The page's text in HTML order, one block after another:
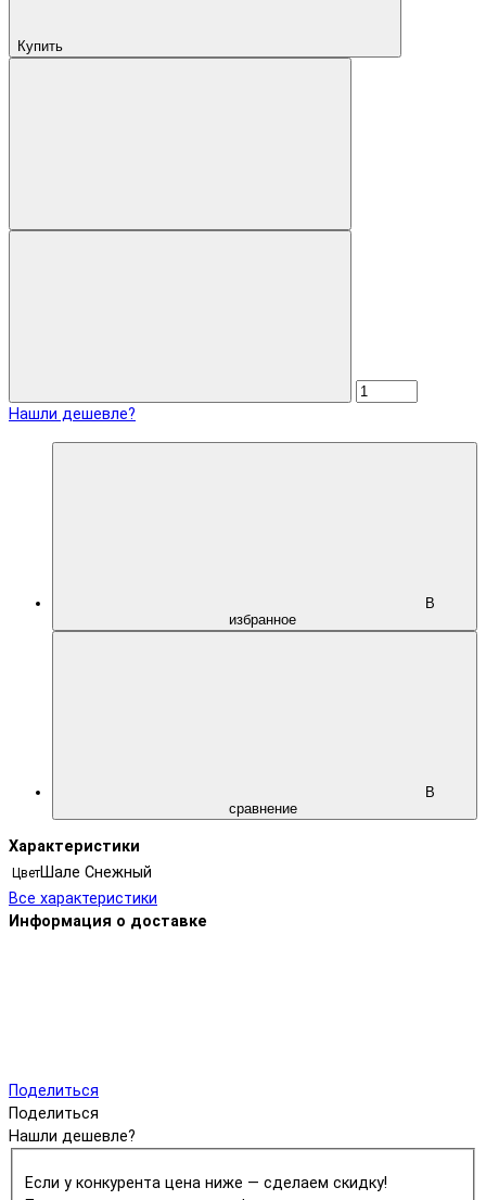
Купить
Нашли дешевле?
В
избранное
В
сравнение
Характеристики
ЦветШале Снежный
Все характеристики
Информация о доставке
Поделиться
Поделиться
Нашли дешевле?
Если у конкурента цена ниже — сделаем скидку!